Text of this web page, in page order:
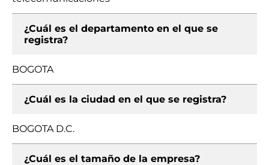
¿Cuál es el departamento en el que se
registra?
BOGOTA
¿Cuál es la ciudad en el que se registra?
BOGOTA D.C.
¿Cuál es el tamaño de la empresa?